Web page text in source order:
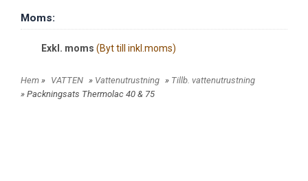
Moms:
Exkl. moms (Byt till inkl.moms)
Hem » VATTEN » Vattenutrustning » Tillb. vattenutrustning
» Packningsats Thermolac 40 & 75